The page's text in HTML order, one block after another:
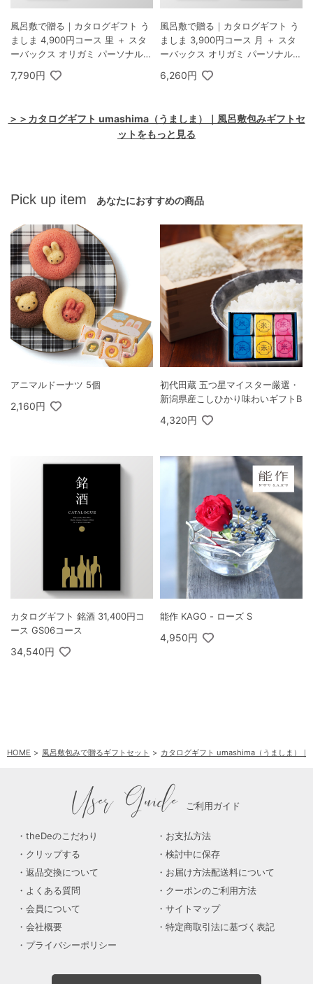
風呂敷で贈る｜カタログギフト う
ましま 4,900円コース 里 ＋ スタ
ーバックス オリガミ パーソナルド
7,790円
風呂敷で贈る｜カタログギフト う
ましま 3,900円コース 月 ＋ スタ
ーバックス オリガミ パーソナルド
6,260円
＞＞カタログギフト umashima（うましま）｜風呂敷包みギフトセ
ットをもっと見る
Pick up item あなたにおすすめの商品
アニマルドーナツ 5個
2,160円
初代田蔵 五つ星マイスター厳選・
新潟県産こしひかり味わいギフトB
4,320円
カタログギフト 銘酒 31,400円コ
ース GS06コース
34,540円
能作 KAGO - ローズ S
4,950円
HOME 風呂敷包みで贈るギフトセット カタログギフト umashima（うましま）｜
User Guide ご利用ガイド
theDeのこだわり
お支払方法
クリップする
検討中に保存
返品交換について
お届け方法配送料について
よくある質問
クーポンのご利用方法
会員について
サイトマップ
会社概要
特定商取引法に基づく表記
プライバシーポリシー